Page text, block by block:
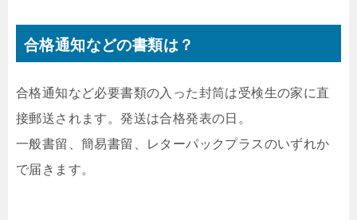
合格通知などの書類は？
合格通知など必要書類の入った封筒は受検生の家に直
接郵送されます。発送は合格発表の日。
一般書留、簡易書留、レターパックプラスのいずれか
で届きます。